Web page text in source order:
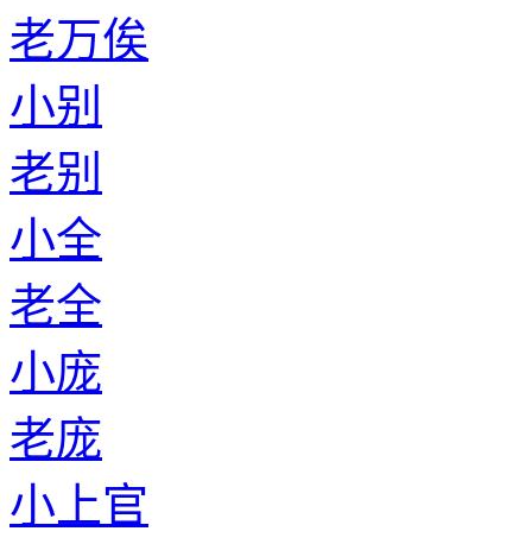
老万俟
小别
老别
小全
老全
小庞
老庞
小上官